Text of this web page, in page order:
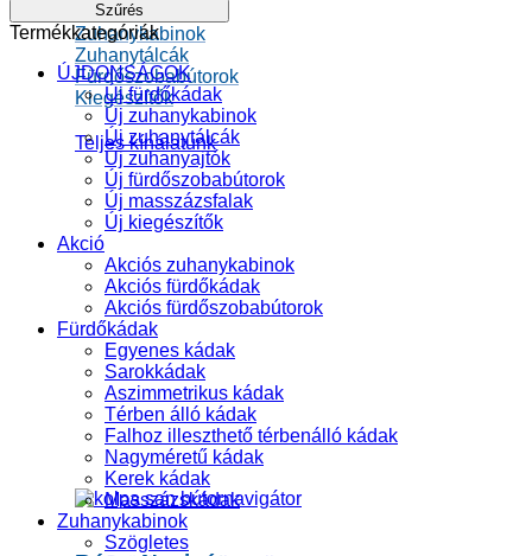
Fürdőkádak
Zuhanykabinok
Zuhanytálcák
Fürdőszobabútorok
Kiegészítők
Teljes kínálatunk
Szűrés
Termékkategóriák
ÚJDONSÁGOK
Új fürdőkádak
Új zuhanykabinok
Új zuhanytálcák
Új zuhanyajtók
Új fürdőszobabútorok
Új masszázsfalak
Új kiegészítők
Akció
Akciós zuhanykabinok
Akciós fürdőkádak
Akciós fürdőszobabútorok
Fürdőkádak
Egyenes kádak
Sarokkádak
Aszimmetrikus kádak
Térben álló kádak
Falhoz illeszthető térbenálló kádak
Nagyméretű kádak
Kerek kádak
Masszázskádak
Zuhanykabinok
Szögletes